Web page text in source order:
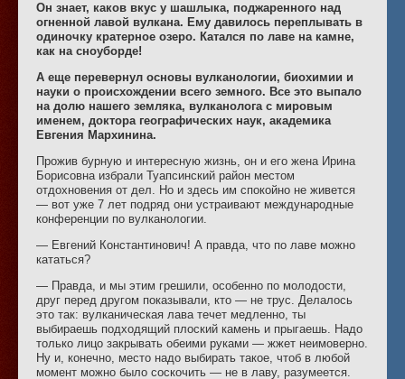
Он знает, каков вкус у шашлыка, поджаренного над
огненной лавой вулкана. Ему давилось переплывать в
одиночку кратерное озеро. Катался по лаве на камне,
как на сноуборде!
А еще перевернул основы вулканологии, биохимии и
науки о происхождении всего земного. Все это выпало
на долю нашего земляка, вулканолога с мировым
именем, доктора географических наук, академика
Евгения Мархинина.
Прожив бурную и интересную жизнь, он и его жена Ирина
Борисовна избрали Туапсинский район местом
отдохновения от дел. Но и здесь им спокойно не живется
— вот уже 7 лет подряд они устраивают международные
конференции по вулканологии.
— Евгений Константинович! А правда, что по лаве можно
кататься?
— Правда, и мы этим грешили, особенно по молодости,
друг перед другом показывали, кто — не трус. Делалось
это так: вулканическая лава течет медленно, ты
выбираешь подходящий плоский камень и прыгаешь. Надо
только лицо закрывать обеими руками — жжет неимоверно.
Ну и, конечно, место надо выбирать такое, чтоб в любой
момент можно было соскочить — не в лаву, разумеется.